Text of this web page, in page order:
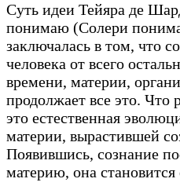
Суть идеи Тейяра де
понимаю (Солери
заключалась в том, что
человека от всего
времени, материи,
продолжает все это.
это естественная
материи, вырастившей
Появившись, сознание
материю, она